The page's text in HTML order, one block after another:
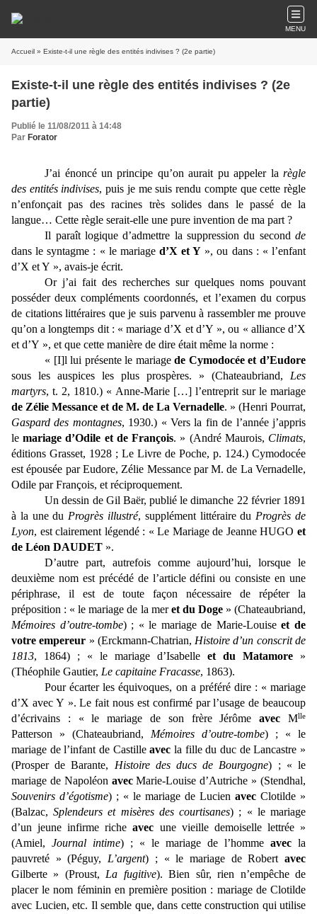
MENU
Accueil » Existe-t-il une règle des entités indivises ? (2e partie)
Existe-t-il une règle des entités indivises ? (2e
partie)
Publié le 11/08/2011 à 14:48
Par Forator
J’ai énoncé un principe qu’on aurait pu appeler la règle
des entités indivises, puis je me suis rendu compte que cette règle
n’enfonçait pas des racines très solides dans le passé de la
langue… Cette règle serait-elle une pure invention de ma part ?
Il paraît logique d’admettre la suppression du second de
dans le syntagme : « le mariage d’X et Y », ou dans : « l’enfant
d’X et Y », avais-je écrit.
Or j’ai fait des recherches sur quelques noms pouvant
posséder deux compléments coordonnés, et l’examen du corpus
de citations littéraires que je suis parvenu à rassembler me prouve
qu’on a longtemps dit : « mariage d’X et d’Y », ou « alliance d’X
et d’Y », et que cette manière de dire était même la norme :
« [I]l lui présente le mariagede Cymodocée et d’Eudore
sous les auspices les plus prospères. » (Chateaubriand, Les
martyrs, t. 2, 1810.) « Anne-Marie […] l’entreprit sur le mariage
de Zélie Messance et de M. de La Vernadelle. » (Henri Pourrat,
Gaspard des montagnes, 1930.) « Vers la fin de l’année j’appris
lemariage d’Odile et de François. » (André Maurois, Climats,
éditions Grasset, 1928 ; Le Livre de Poche, p. 124.) Cymodocée
est épousée par Eudore, Zélie Messance par M. de La Vernadelle,
Odile par François, et réciproquement.
Un dessin de Gil Baër, publié le dimanche 22 février 1891
à la une du Progrès illustré, supplément littéraire du Progrès de
Lyon, est clairement légendé : « Le Mariage de Jeanne HUGO et
de Léon DAUDET ».
D’autre part, autrefois comme aujourd’hui, lorsque le
deuxième nom est précédé de l’article défini ou consiste en une
périphrase, il est de toute façon nécessaire de répéter la
préposition : « le mariage de la meret du Doge» (Chateaubriand,
Mémoires d’outre-tombe) ; « le mariage de Marie-Louiseet de
votre empereur » (Erckmann-Chatrian, Histoire d’un conscrit de
1813, 1864) ; « le mariage d’Isabelle et du Matamore »
(Théophile Gautier, Le capitaine Fracasse, 1863).
Pour écarter les équivoques, on a préféré dire : « mariage
d’X avec Y ». Le fait nous est confirmé par l’usage de beaucoup
d’écrivains : « le mariage de son frère Jérômeavec Mlle
Patterson » (Chateaubriand, Mémoires d’outre-tombe) ; « le
mariage de l’infant de Castilleavec la fille du duc de Lancastre »
(Prosper de Barante, Histoire des ducs de Bourgogne) ; « le
mariage de Napoléon avecMarie-Louise d’Autriche » (Stendhal,
Souvenirs d’égotisme) ; « le mariage de Lucien avec Clotilde »
(Balzac,Splendeurs et misères des courtisanes) ; « le mariage
d’un jeune infirme richeavec une vieille demoiselle lettrée »
(Amiel, Journal intime) ; « le mariage de l’homme avec la
pauvreté » (Péguy,L’argent) ; « le mariage de Robertavec
Gilberte » (Proust,La fugitive). Bien sûr, rien n’empêche de
placer le nom féminin en première position : mariage de Clotilde
avec Lucien, etc. Il semble que, dans cette construction qui utilise